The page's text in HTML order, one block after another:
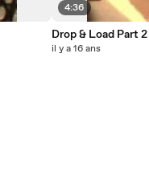
4:36
Drop & Load Part 2
il y a 16 ans